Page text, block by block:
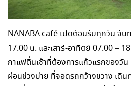
NANABA café เปิดต้อนรับทุกวัน จัน
17.00 น. และเสาร์-อาทิตย์ 07.00 –
กาแฟตื่นเช้าที่ต้องการแก้วแรกของวั
ผ่อนช่วงบ่าย ที่จอดรถกว้างขวาง เดิน